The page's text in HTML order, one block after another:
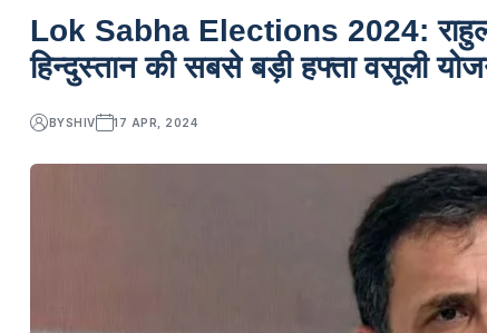
Lok Sabha Elections 2024: राहुल
हिन्दुस्तान की सबसे बड़ी हफ्ता वसूली
BYSHIV 17 APR, 2024